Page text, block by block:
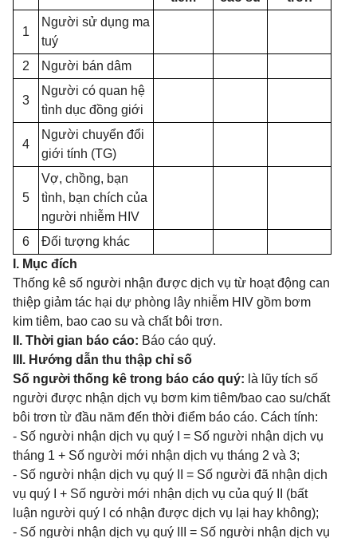
1
Người sử dụng ma
tuý
2
Người bán dâm
3
Người có quan hệ
tình dục đồng giới
4
Người chuyển đổi
giới tính (TG)
5
Vợ, chồng, bạn
tình, bạn chích của
người nhiễm HIV
6
Đối tượng khác
I. Mục đích
Thống kê số người nhận được dịch vụ từ hoạt động can
thiệp giảm tác hại dự phòng lây nhiễm HIV gồm bơm
kim tiêm, bao cao su và chất bôi trơn.
II. Thời gian báo cáo: Báo cáo quý.
III. Hướng dẫn thu thập chỉ số
Số người thống kê trong báo cáo quý: là lũy tích số
người được nhận dịch vụ bơm kim tiêm/bao cao su/chất
bôi trơn từ đầu năm đến thời điểm báo cáo. Cách tính:
- Số người nhận dịch vụ quý I = Số người nhận dịch vụ
tháng 1 + Số người mới nhận dịch vụ tháng 2 và 3;
- Số người nhận dịch vụ quý II = Số người đã nhận dịch
vụ quý I + Số người mới nhận dịch vụ của quý II (bất
luận người quý I có nhận được dịch vụ lại hay không);
- Số người nhận dịch vụ quý III = Số người nhận dịch vụ